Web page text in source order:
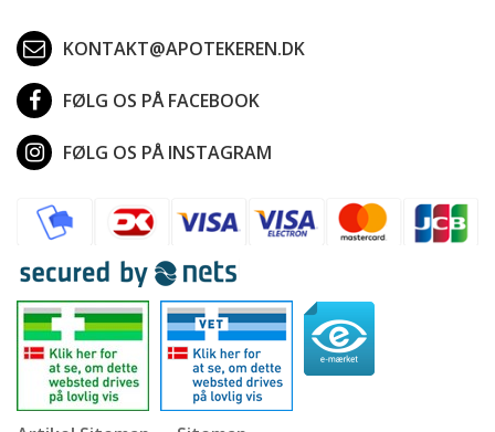
KONTAKT@APOTEKEREN.DK
FØLG OS PÅ FACEBOOK
FØLG OS PÅ INSTAGRAM